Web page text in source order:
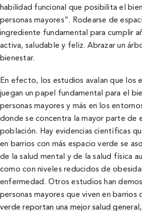
habilidad funcional que posibilita el
personas mayores”. Rodearse de
ingrediente fundamental para cumplir
activa, saludable y feliz. Abrazar un
bienestar.
En efecto, los estudios avalan que los
juegan un papel fundamental para el
personas mayores y más en los
donde se concentra la mayor parte de
población. Hay evidencias científicas
en barrios con más espacio verde se
de la salud mental y de la salud física
como con niveles reducidos de
enfermedad. Otros estudios han
personas mayores que viven en barrios
verde reportan una mejor salud